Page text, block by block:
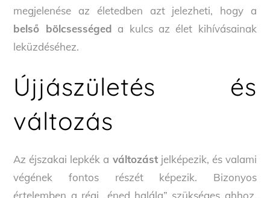
megjelenése az életedben azt jelezheti, hogy a
belső bölcsességed a kulcs az élet kihívásainak
leküzdéséhez.
Újjászületés és
változás
Az éjszakai lepkék a változástjelképezik, és valami
végének fontos részét képezik. Bizonyos
értelemben a régi „éned halála” szükséges ahhoz,